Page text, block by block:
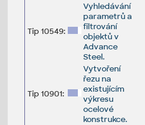
Tip 10549:
Vyhledávání
parametrů a
filtrování
objektů v
Advance
Steel.
Tip 10901:
Vytvoření
řezu na
existujícím
výkresu
ocelové
konstrukce.